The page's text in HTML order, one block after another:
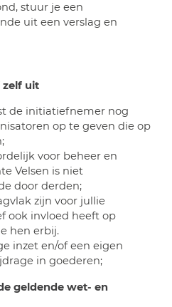
stuur je een
uit een verslag en
zelf uit
de initiatiefnemer nog
op te geven die op
voor beheer en
Velsen is niet
door derden;
zijn voor jullie
ook invloed heeft op
hen erbij.
inzet en/of een eigen
in goederen;
geldende wet- en